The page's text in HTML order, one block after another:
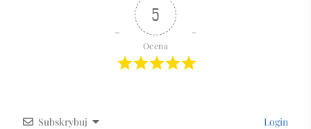
5
Ocena
Subskrybuj Login